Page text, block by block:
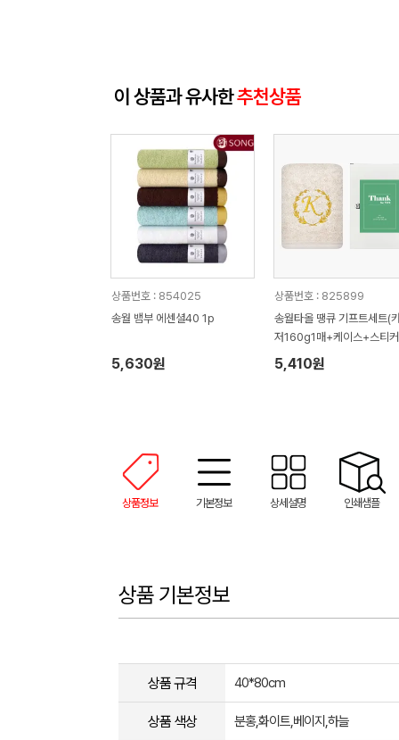
이 상품과 유사한추천상품
상품번호 : 854025
송월 뱀부 에센셜40 1p
5,630원
상품번호 : 825899
송월타올 땡큐 기프트세트(
저160g1매+케이스+스티
사 답례품
5,410원
상품정보 기본정보 상세설명 인쇄샘플
상품 기본정보
상품 규격 40*80cm
상품 색상 분홍,화이트,베이지,하늘